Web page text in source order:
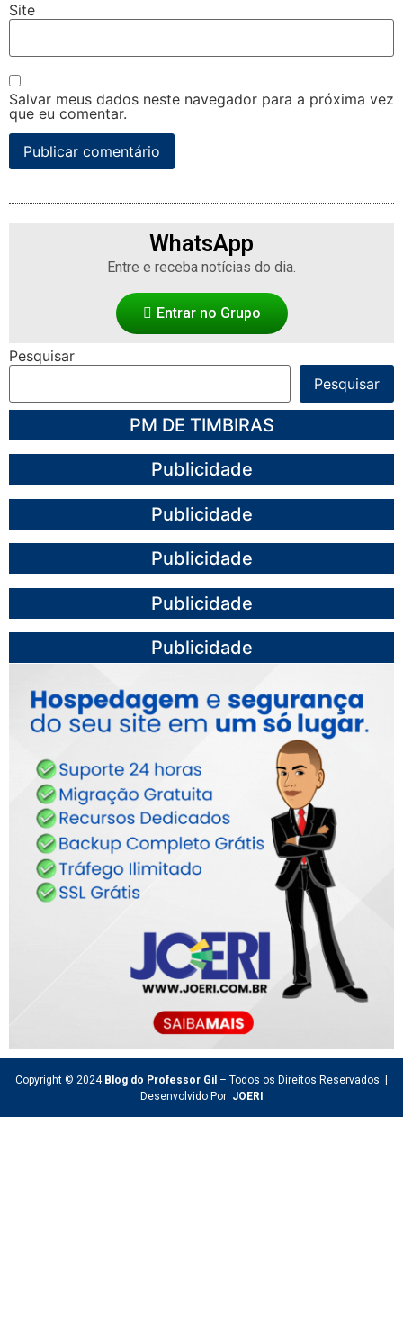
Site
Salvar meus dados neste navegador para a próxima vez
que eu comentar.
WhatsApp
Entre e receba notícias do dia.
Entrar no Grupo
Pesquisar
Pesquisar
PM DE TIMBIRAS
Publicidade
Publicidade
Publicidade
Publicidade
Publicidade
Copyright © 2024 Blog do Professor Gil – Todos os Direitos Reservados. |
Desenvolvido Por: JOERI